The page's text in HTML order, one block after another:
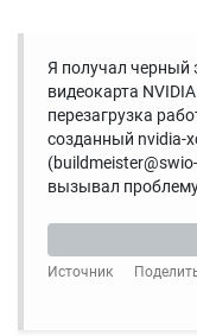
Я получал черный
видеокарта
перезагрузка
созданный nvidia-
вызывал
Источник